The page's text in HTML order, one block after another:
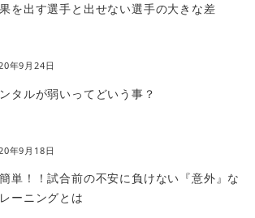
を出す選手と出せない選手の大きな差
年9月24日
タルが弱いってどいう事？
年9月18日
単！！試合前の不安に負けない『意外』な
ーニングとは